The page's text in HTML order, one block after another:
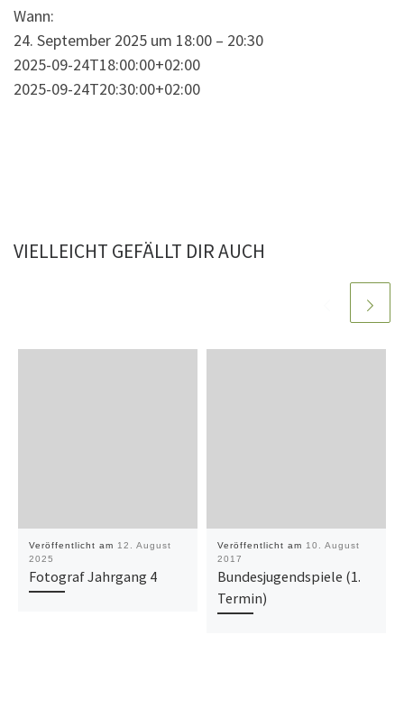
Wann:
24. September 2025 um 18:00 – 20:30
2025-09-24T18:00:00+02:00
2025-09-24T20:30:00+02:00
VIELLEICHT GEFÄLLT DIR AUCH
Veröffentlicht am 12. August
2025
Fotograf Jahrgang 4
Veröffentlicht am 10. August
2017
Bundesjugendspiele (1.
Termin)